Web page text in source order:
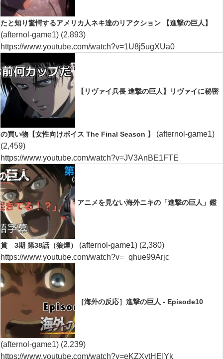
たと知り驚愕するアメリカ人ネキ達のリアクション 【進撃の巨人】
(afternol-game1) (2,893)
https://www.youtube.com/watch?v=1U8j5ugXUa0
【リヴァイ兵長 進撃の巨人】リヴァイに秘密
の買い物【女性向けボイス The Final Season 】
(afternol-game1)
(2,459)
https://www.youtube.com/watch?v=JV3AnBE1FTE
アニメを見ない海外ニキの「進撃の巨人」鑑
賞 3期 第38話（狼煙） (afternol-game1) (2,380)
https://www.youtube.com/watch?v=_qhue99Arjc
［海外の反応］進撃の巨人 - Episode10
(afternol-game1) (2,239)
https://www.youtube.com/watch?v=eKZXytHEIYk